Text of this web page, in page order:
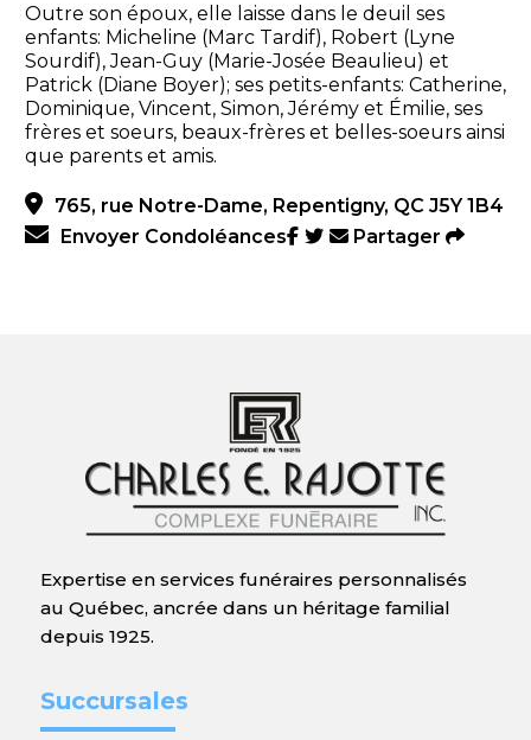
Outre son époux, elle laisse dans le deuil ses
enfants: Micheline (Marc Tardif), Robert (Lyne
Sourdif), Jean-Guy (Marie-Josée Beaulieu) et
Patrick (Diane Boyer); ses petits-enfants: Catherine,
Dominique, Vincent, Simon, Jérémy et Émilie, ses
frères et soeurs, beaux-frères et belles-soeurs ainsi
que parents et amis.
765, rue Notre-Dame, Repentigny, QC J5Y 1B4
Envoyer Condoléances
Partager
Expertise en services funéraires personnalisés
au Québec, ancrée dans un héritage familial
depuis 1925.
Succursales